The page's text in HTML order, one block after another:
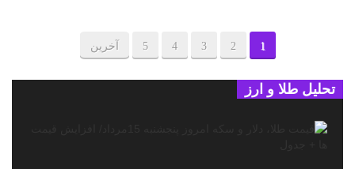
1
2
3
4
5 آخرین
تحلیل طلا و ارز